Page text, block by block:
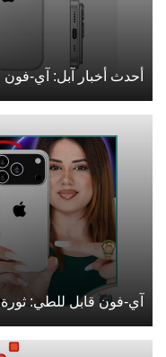
أحدث أخبار آبل: آي-فون 17 والمزيد
آي-فون قابل للطي: